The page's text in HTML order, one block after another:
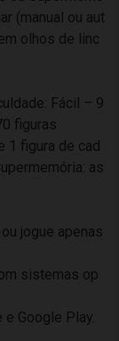
(manual ou aut
olhos de linc
Fácil – 9
figuras
1 figura de cad
as
jogue apenas
sistemas op
Google Play.